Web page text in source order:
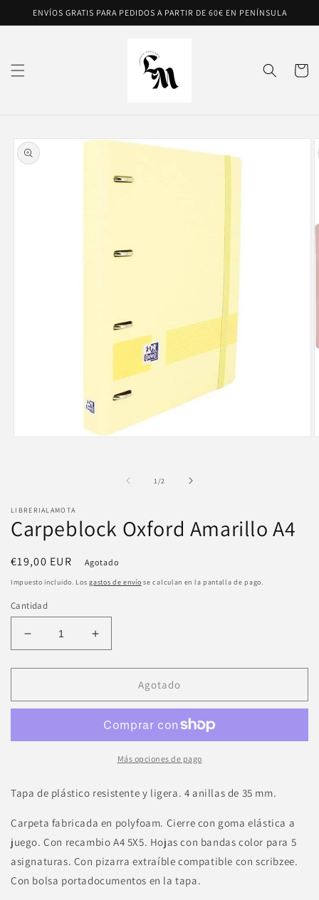
directamente
al contenido
ENVÍOS GRATIS PARA PEDIDOS A PARTIR DE 60€ EN PENÍNSULA
Carrito
directamente
a la
información
ventana
1 /de2
LIBRERIALAMOTA
Carpeblock Oxford Amarillo A4
Precio
habitual
€19,00 EUR Agotado
Impuesto incluido. Losgastos de envío se calculan en la pantalla de pago.
Cantidad
Reducir
cantidad
para
Oxford
Aumentar
cantidad
para
Carpeblock
Oxford
A4
Agotado
Más opciones de pago
Tapa de plástico resistente y ligera. 4 anillas de 35 mm.
Carpeta fabricada en polyfoam. Cierre con goma elástica a
juego. Con recambio A4 5X5. Hojas con bandas color para 5
asignaturas. Con pizarra extraíble compatible con scribzee.
Con bolsa portadocumentos en la tapa.